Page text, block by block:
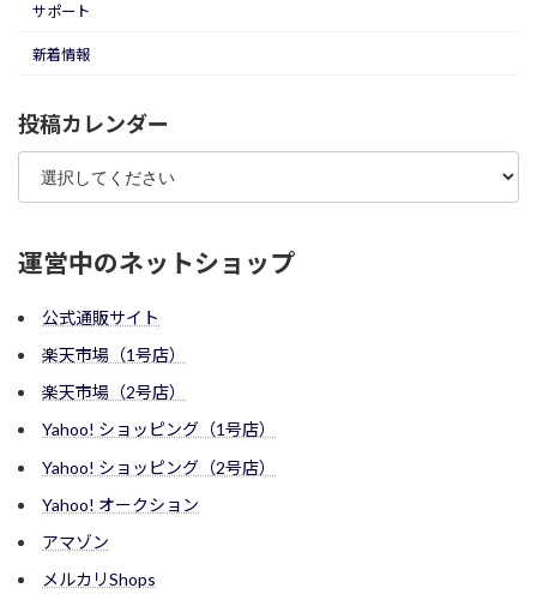
サポート
新着情報
投稿カレンダー
運営中のネットショップ
公式通販サイト
楽天市場（1号店）
楽天市場（2号店）
Yahoo! ショッピング（1号店）
Yahoo! ショッピング（2号店）
Yahoo! オークション
アマゾン
メルカリShops